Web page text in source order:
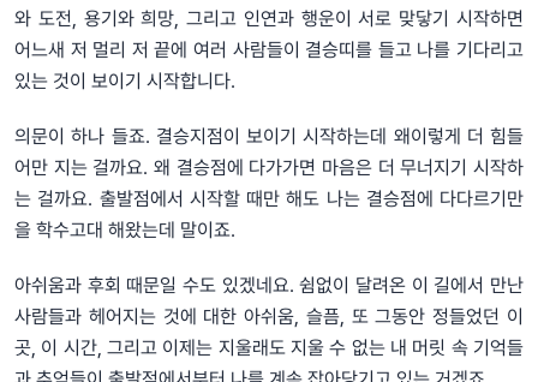
와 도전, 용기와 희망, 그리고 인연과 행운이 서로 맞닿기 시작하면
어느새 저 멀리 저 끝에 여러 사람들이 결승띠를 들고 나를 기다리고
있는 것이 보이기 시작합니다.
의문이 하나 들죠. 결승지점이 보이기 시작하는데 왜이렇게 더 힘들
어만 지는 걸까요. 왜 결승점에 다가가면 마음은 더 무너지기 시작하
는 걸까요. 출발점에서 시작할 때만 해도 나는 결승점에 다다르기만
을 학수고대 해왔는데 말이죠.
아쉬움과 후회 때문일 수도 있겠네요. 쉼없이 달려온 이 길에서 만난
사람들과 헤어지는 것에 대한 아쉬움, 슬픔, 또 그동안 정들었던 이
곳, 이 시간, 그리고 이제는 지울래도 지울 수 없는 내 머릿 속 기억들